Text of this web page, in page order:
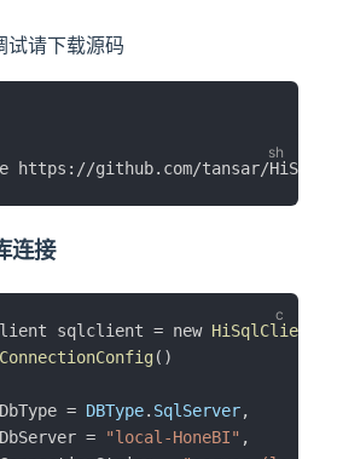
试请下载源码
https://github.com/tansar/
连接
sqlclient = new
HiSqlClient
ConnectionConfig ()
=
DBType. SqlServer,
=
"local-HoneBI" ,